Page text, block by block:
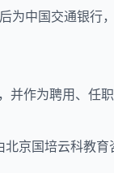
为中国交通银行
作为聘用、任
京国培云科教